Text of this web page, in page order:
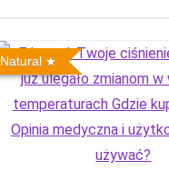
Natural